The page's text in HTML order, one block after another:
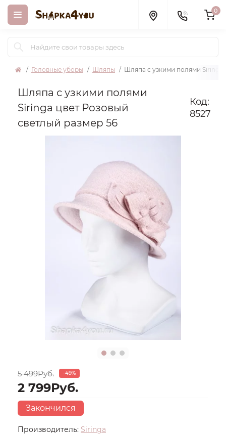
0
Головные уборы Шляпы Шляпа с узкими полями Siringa
Шляпа с узкими полями
Siringa цвет Розовый
светлый размер 56
Код:
8527
Производитель: Siringa
5 499Руб. -49%
2 799Руб.
Закончился